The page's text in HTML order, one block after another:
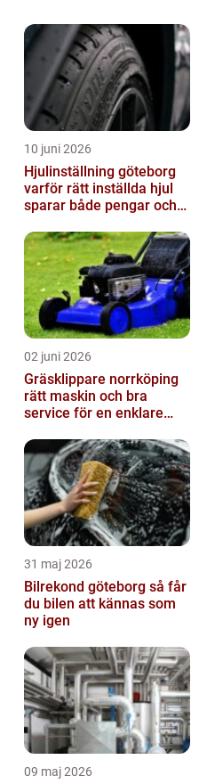
10 juni 2026
Hjulinställning göteborg
varför rätt inställda hjul
sparar både pengar och
02 juni 2026
Gräsklippare norrköping
rätt maskin och bra
service för en enklare
31 maj 2026
Bilrekond göteborg så får
du bilen att kännas som
ny igen
09 maj 2026